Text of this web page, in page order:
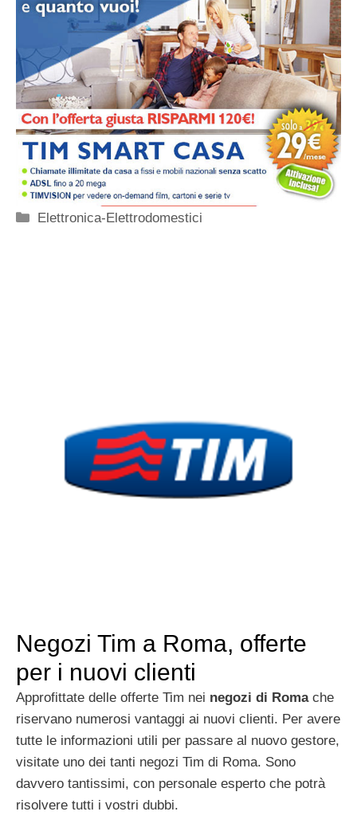
Categorie
Elettronica-Elettrodomestici
Negozi Tim a Roma, offerte
per i nuovi clienti
Approfittate delle offerte Tim nei negozi di Romache
riservano numerosi vantaggi ai nuovi clienti. Per avere
tutte le informazioni utili per passare al nuovo gestore,
visitate uno dei tanti negozi Tim di Roma. Sono
davvero tantissimi, con personale esperto che potrà
risolvere tutti i vostri dubbi.